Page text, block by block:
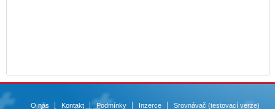
O nás Kontakt Podmínky Inzerce Srovnávač (testovací verze)